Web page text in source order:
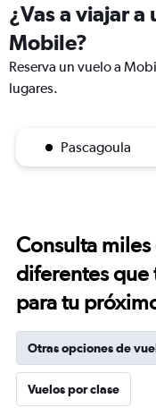
¿Vas a viajar
Mobile?
Reserva un vuelo a
lugares.
Pascagoula
Consulta
diferentes que
para tu
Otras opciones de
Vuelos por clase